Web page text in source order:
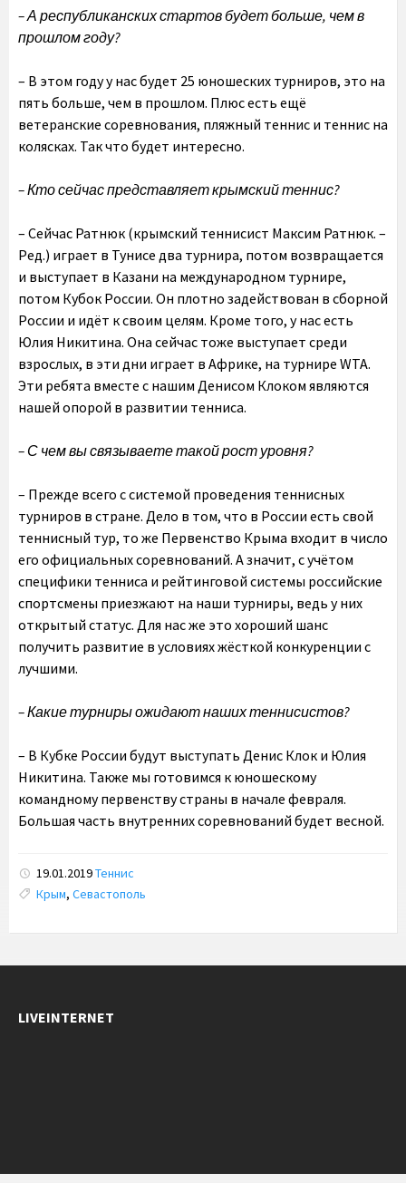
– А республиканских стартов будет больше, чем в
прошлом году?
– В этом году у нас будет 25 юношеских турниров, это на
пять больше, чем в прошлом. Плюс есть ещё
ветеранские соревнования, пляжный теннис и теннис на
колясках. Так что будет интересно.
– Кто сейчас представляет крымский теннис?
– Сейчас Ратнюк (крымский теннисист Максим Ратнюк. –
Ред.) играет в Тунисе два турнира, потом возвращается
и выступает в Казани на международном турнире,
потом Кубок России. Он плотно задействован в сборной
России и идёт к своим целям. Кроме того, у нас есть
Юлия Никитина. Она сейчас тоже выступает среди
взрослых, в эти дни играет в Африке, на турнире WTA.
Эти ребята вместе с нашим Денисом Клоком являются
нашей опорой в развитии тенниса.
– С чем вы связываете такой рост уровня?
– Прежде всего с системой проведения теннисных
турниров в стране. Дело в том, что в России есть свой
теннисный тур, то же Первенство Крыма входит в число
его официальных соревнований. А значит, с учётом
специфики тенниса и рейтинговой системы российские
спортсмены приезжают на наши турниры, ведь у них
открытый статус. Для нас же это хороший шанс
получить развитие в условиях жёсткой конкуренции с
лучшими.
– Какие турниры ожидают наших теннисистов?
– В Кубке России будут выступать Денис Клок и Юлия
Никитина. Также мы готовимся к юношескому
командному первенству страны в начале февраля.
Большая часть внутренних соревнований будет весной.
19.01.2019Теннис
Tags:
Крым, Севастополь
LIVEINTERNET